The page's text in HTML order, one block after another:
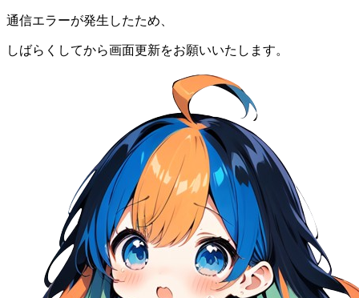
通信エラーが発生したため、
しばらくしてから画面更新をお願いいたします。